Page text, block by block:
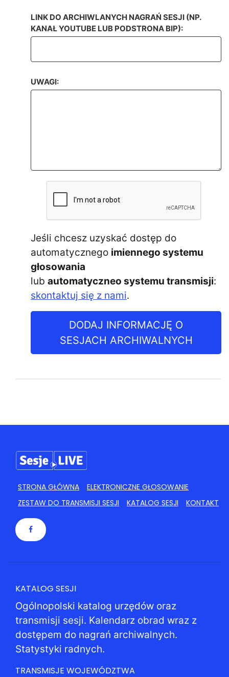
LINK DO ARCHIWLANYCH NAGRAŃ SESJI (NP.
KANAŁ YOUTUBE LUB PODSTRONA BIP):
UWAGI:
Jeśli chcesz uzyskać dostęp do
automatycznego imiennego systemu
głosowania
lub automatyczneo systemu transmisji:
skontaktuj się z nami.
DODAJ INFORMACJĘ O
SESJACH ARCHIWALNYCH
STRONA GŁÓWNA
ELEKTRONICZNE GŁOSOWANIE
ZESTAW DO TRANSMISJI SESJI
KATALOG SESJI KONTAKT
KATALOG SESJI
Ogólnopolski katalog urzędów oraz
transmisji sesji. Kalendarz obrad wraz z
dostępem do nagrań archiwalnych.
Statystyki radnych.
TRANSMISJE WOJEWÓDZTWA